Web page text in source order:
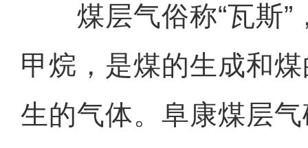
煤层气俗称“瓦斯”
甲烷，是煤的生成和
生的气体。阜康煤层